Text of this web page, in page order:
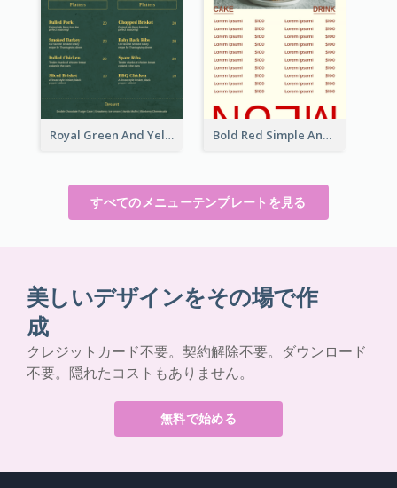
Royal Green And Yellow Diner Design Inspiration Bold Red Simple And Modern Menu Design
すべてのメニューテンプレートを見る
美しいデザインをその場で作
成
クレジットカード不要。契約解除不要。ダウンロード
不要。隠れたコストもありません。
無料で始める